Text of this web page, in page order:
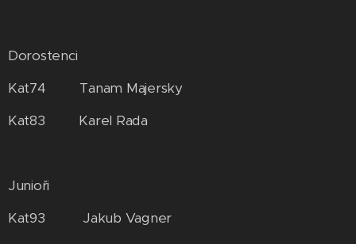
Dorostenci
Kat74 Tanam Majersky
Kat83 Karel Rada
Junioři
Kat93 Jakub Vagner